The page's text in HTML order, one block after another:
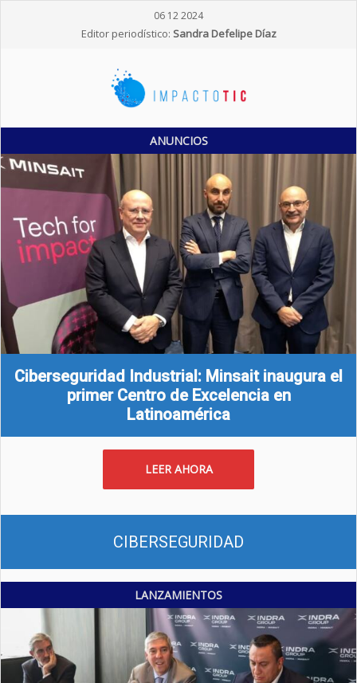
06 12 2024
Editor periodístico: Sandra Defelipe Díaz
ANUNCIOS
Ciberseguridad Industrial: Minsait inaugura el
primer Centro de Excelencia en
Latinoamérica
LEER AHORA
CIBERSEGURIDAD
LANZAMIENTOS